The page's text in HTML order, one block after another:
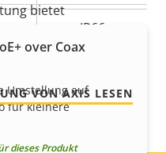
IP66
-
over Coax
Umstellung auf
für kleinere
dieses Produkt
bietet
VON AXIS LESEN